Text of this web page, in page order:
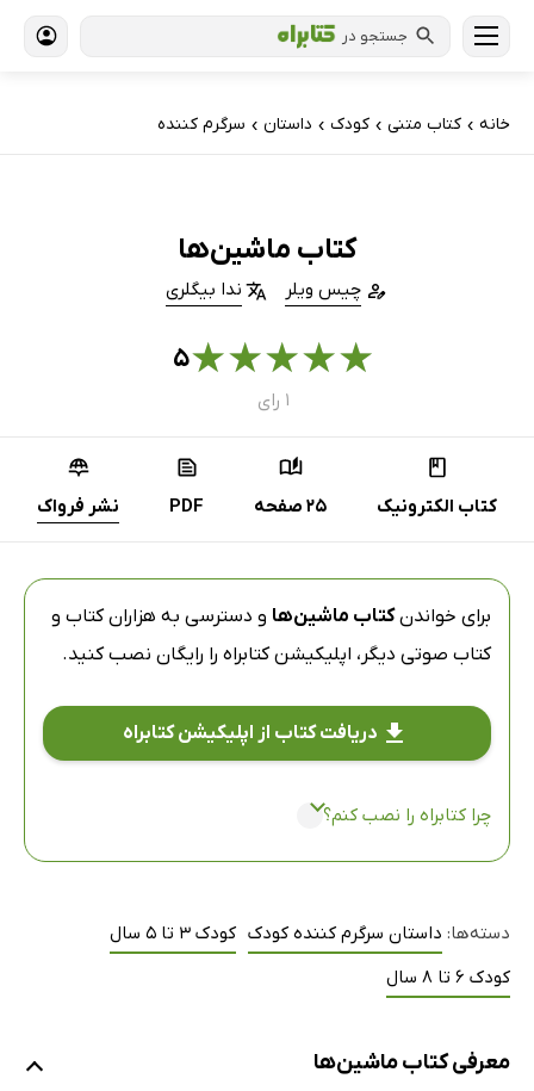
جستجو در
خانه › کتاب‌ متنی › کودک › داستان › سرگرم کننده
کتاب ماشین‌ها
چیس ویلر ندا بیگلری
★
★
★
★
★۵
۱ رای
کتاب الکترونیک 25 صفحه PDF نشر فرواک
برای خواندنکتاب ماشین‌ها و دسترسی به هزاران کتاب و
کتاب صوتی دیگر، اپلیکیشن کتابراه را رایگان نصب کنید.
دریافت کتاب از اپلیکیشن کتابراه
چرا کتابراه را نصب کنم؟
دسته‌ها: داستان سرگرم کننده کودک کودک 3 تا 5 سال
کودک 6 تا 8 سال
معرفی کتاب ماشین‌ها